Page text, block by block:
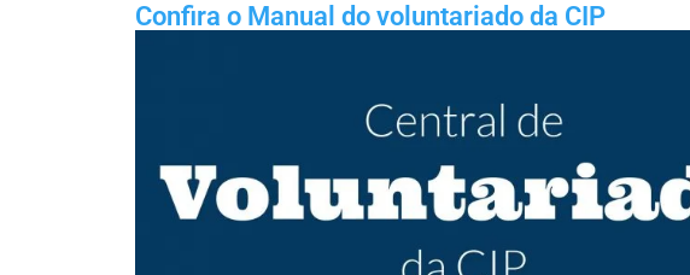
Confira o Manual do voluntariado da CIP